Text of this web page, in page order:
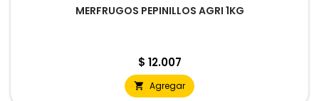
MERFRUGOS PEPINILLOS AGRI 1KG
Precio
$ 12.007
 Agregar